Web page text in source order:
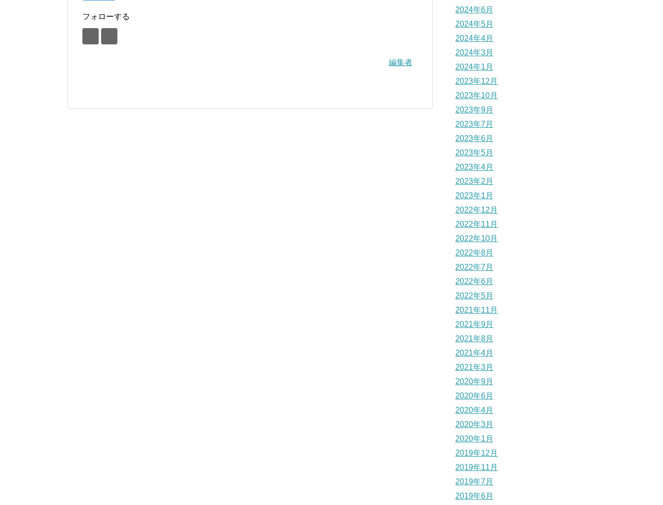
フォローする
編集者
2024年6月
2024年5月
2024年4月
2024年3月
2024年1月
2023年12月
2023年10月
2023年9月
2023年7月
2023年6月
2023年5月
2023年4月
2023年2月
2023年1月
2022年12月
2022年11月
2022年10月
2022年8月
2022年7月
2022年6月
2022年5月
2021年11月
2021年9月
2021年8月
2021年4月
2021年3月
2020年9月
2020年6月
2020年4月
2020年3月
2020年1月
2019年12月
2019年11月
2019年7月
2019年6月